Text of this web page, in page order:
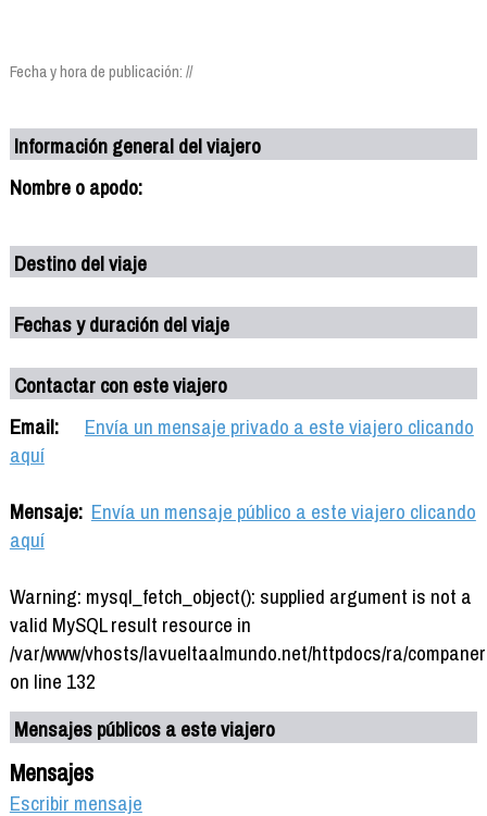
Fecha y hora de publicación: //
Información general del viajero
Nombre o apodo:
Destino del viaje
Fechas y duración del viaje
Contactar con este viajero
Email:
Envía un mensaje privado a este viajero clicando
aquí
Mensaje: Envía un mensaje público a este viajero clicando
aquí
Warning: mysql_fetch_object(): supplied argument is not a
valid MySQL result resource in
/var/www/vhosts/lavueltaalmundo.net/httpdocs/ra/
on line 132
Mensajes públicos a este viajero
Mensajes
Escribir mensaje